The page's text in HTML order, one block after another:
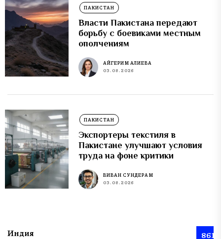
ПАКИСТАН
Власти Пакистана передают
борьбу с боевиками местным
ополчениям
АЙГЕРИМ АЛИЕВА
03.08.2026
ПАКИСТАН
Экспортеры текстиля в
Пакистане улучшают условия
труда на фоне критики
ВИВАН СУНДЕРАМ
03.08.2026
Индия 861